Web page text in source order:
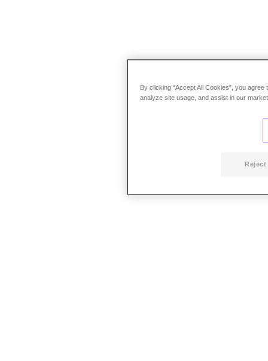
By clicking “Accept All Cookies”, you
analyze site usage, and assist in our